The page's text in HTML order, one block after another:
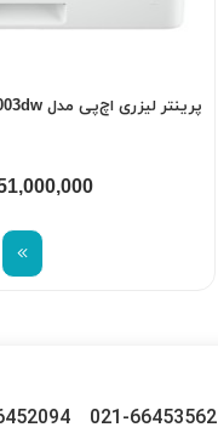
پرینتر لیزری اچ‌پی مدل LaserJet Pro 4003dw
021-66453562